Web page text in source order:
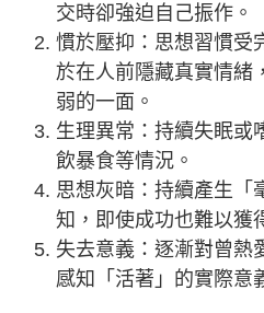
交時卻強迫自己振作。
慣於壓抑：思想習慣受
於在人前隱藏真實情緒
弱的一面。
生理異常：持續失眠或
飲暴食等情況。
思想灰暗：持續產生「
知，即使成功也難以獲
失去意義：逐漸對曾熱
感知「活著」的實際意